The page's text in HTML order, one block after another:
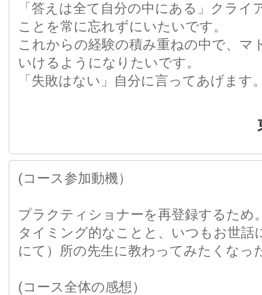
「答えは全て自分の中にある」クライ
ことを常に忘れずにいたいです。
これからの経験の積み重ねの中で、マ
いけるようになりたいです。
「失敗はない」自分に言ってあげます
(コース参加動機）
プラクティショナーを再登録するため
タイミング的なことと、いつもお世話
にて）所の先生に教わってみたくなっ
(コース全体の感想）